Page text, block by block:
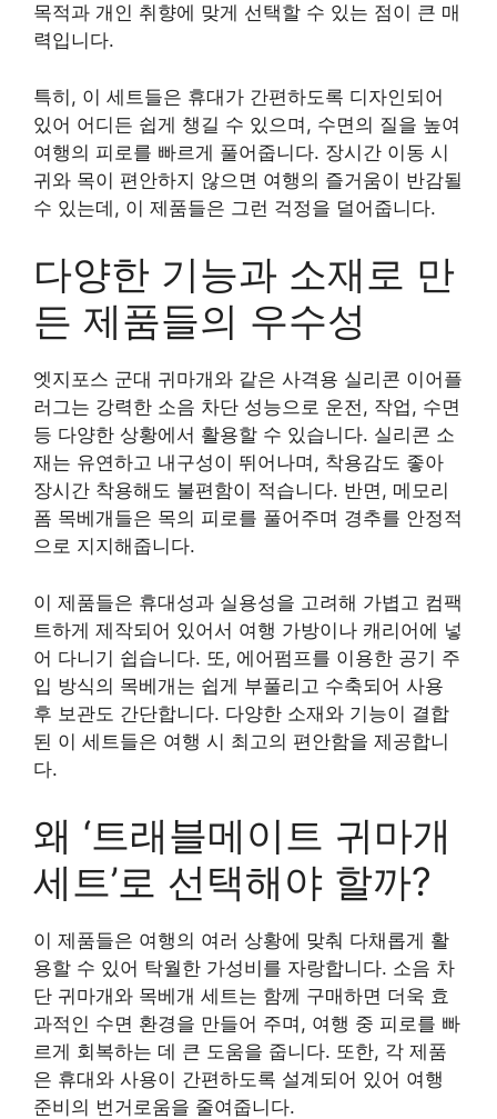
목적과 개인 취향에 맞게 선택할 수 있는 점이 큰 매
력입니다.
특히, 이 세트들은 휴대가 간편하도록 디자인되어
있어 어디든 쉽게 챙길 수 있으며, 수면의 질을 높여
여행의 피로를 빠르게 풀어줍니다. 장시간 이동 시
귀와 목이 편안하지 않으면 여행의 즐거움이 반감될
수 있는데, 이 제품들은 그런 걱정을 덜어줍니다.
다양한 기능과 소재로 만
든 제품들의 우수성
엣지포스 군대 귀마개와 같은 사격용 실리콘 이어플
러그는 강력한 소음 차단 성능으로 운전, 작업, 수면
등 다양한 상황에서 활용할 수 있습니다. 실리콘 소
재는 유연하고 내구성이 뛰어나며, 착용감도 좋아
장시간 착용해도 불편함이 적습니다. 반면, 메모리
폼 목베개들은 목의 피로를 풀어주며 경추를 안정적
으로 지지해줍니다.
이 제품들은 휴대성과 실용성을 고려해 가볍고 컴팩
트하게 제작되어 있어서 여행 가방이나 캐리어에 넣
어 다니기 쉽습니다. 또, 에어펌프를 이용한 공기 주
입 방식의 목베개는 쉽게 부풀리고 수축되어 사용
후 보관도 간단합니다. 다양한 소재와 기능이 결합
된 이 세트들은 여행 시 최고의 편안함을 제공합니
다.
왜 ‘트래블메이트 귀마개
세트’로 선택해야 할까?
이 제품들은 여행의 여러 상황에 맞춰 다채롭게 활
용할 수 있어 탁월한 가성비를 자랑합니다. 소음 차
단 귀마개와 목베개 세트는 함께 구매하면 더욱 효
과적인 수면 환경을 만들어 주며, 여행 중 피로를 빠
르게 회복하는 데 큰 도움을 줍니다. 또한, 각 제품
은 휴대와 사용이 간편하도록 설계되어 있어 여행
준비의 번거로움을 줄여줍니다.